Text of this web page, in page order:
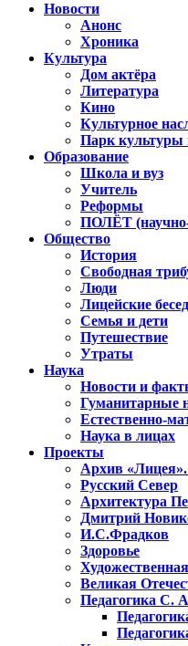
Новости
Анонс
Хроника
Культура
Дом актёра
Литература
Кино
Культурное
Парк культуры
Образование
Школа и вуз
Учитель
Реформы
ПОЛЁТ (научно-
Общество
История
Свободная
Люди
Лицейские
Семья и дети
Путешествие
Утраты
Наука
Новости и
Гуманитарные
Естественно-
Наука в лицах
Проекты
Архив
Русский Север
Архитектура
Дмитрий
И.С.Фрадков
Здоровье
Великая
Педагогика С.